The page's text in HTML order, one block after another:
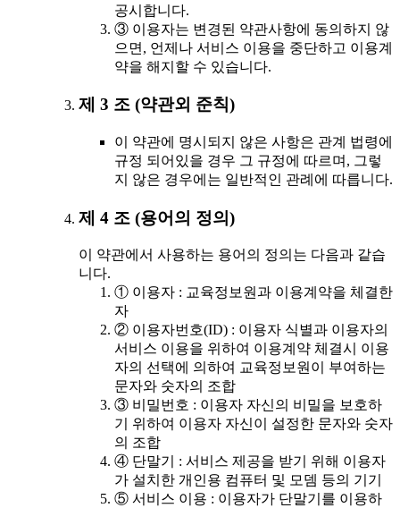
공시합니다.
③ 이용자는 변경된 약관사항에 동의하지 않
으면, 언제나 서비스 이용을 중단하고 이용계
약을 해지할 수 있습니다.
제 3 조 (약관외 준칙)
이 약관에 명시되지 않은 사항은 관계 법령에
규정 되어있을 경우 그 규정에 따르며, 그렇
지 않은 경우에는 일반적인 관례에 따릅니다.
제 4 조 (용어의 정의)
이 약관에서 사용하는 용어의 정의는 다음과 같습
니다.
① 이용자 : 교육정보원과 이용계약을 체결한
자
② 이용자번호(ID) : 이용자 식별과 이용자의
서비스 이용을 위하여 이용계약 체결시 이용
자의 선택에 의하여 교육정보원이 부여하는
문자와 숫자의 조합
③ 비밀번호 : 이용자 자신의 비밀을 보호하
기 위하여 이용자 자신이 설정한 문자와 숫자
의 조합
④ 단말기 : 서비스 제공을 받기 위해 이용자
가 설치한 개인용 컴퓨터 및 모뎀 등의 기기
⑤ 서비스 이용 : 이용자가 단말기를 이용하